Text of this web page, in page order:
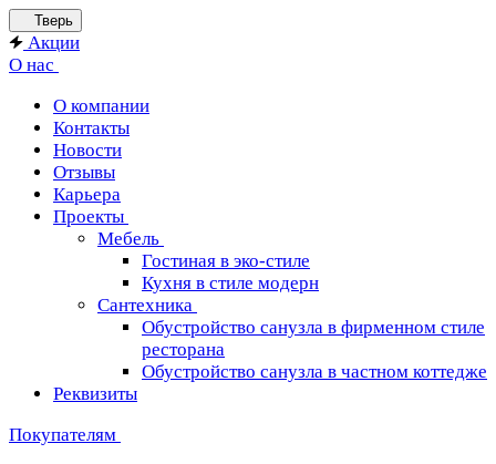
Тверь
Акции
О нас
О компании
Контакты
Новости
Отзывы
Карьера
Проекты
Мебель
Гостиная в эко-стиле
Кухня в стиле модерн
Сантехника
Обустройство санузла в фирменном стиле
ресторана
Обустройство санузла в частном коттедже
Реквизиты
Покупателям